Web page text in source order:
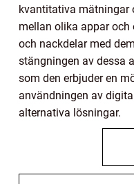
kvantitativa mätningar
mellan olika appar
och nackdelar med
stängningen av dessa
som den erbjuder en
användningen av
alternativa lösningar.